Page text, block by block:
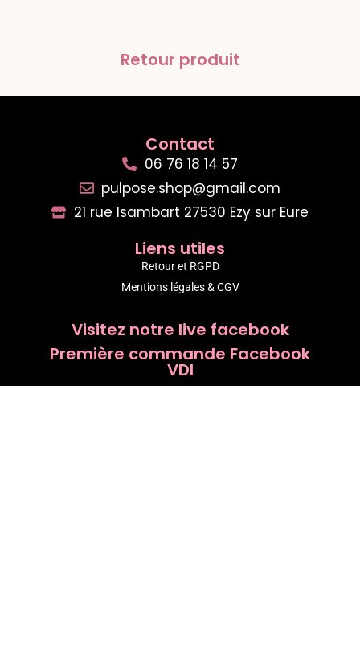
Retour produit
Contact
06 76 18 14 57
pulpose.shop@gmail.com
21 rue Isambart 27530 Ezy sur Eure
Liens utiles
Mentions légales & CGV
Retour et RGPD
Visitez notre live facebook
Première commande Facebook
VDI